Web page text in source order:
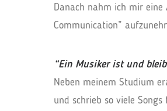
Danach nahm ich mir
Communication”
“Ein Musiker ist und
Neben meinem Studium
und schrieb so viele